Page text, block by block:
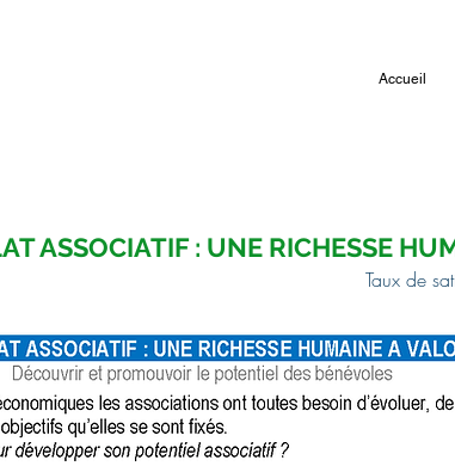
Accueil
ASSOCIATIF : UNE RICHESSE
Taux de